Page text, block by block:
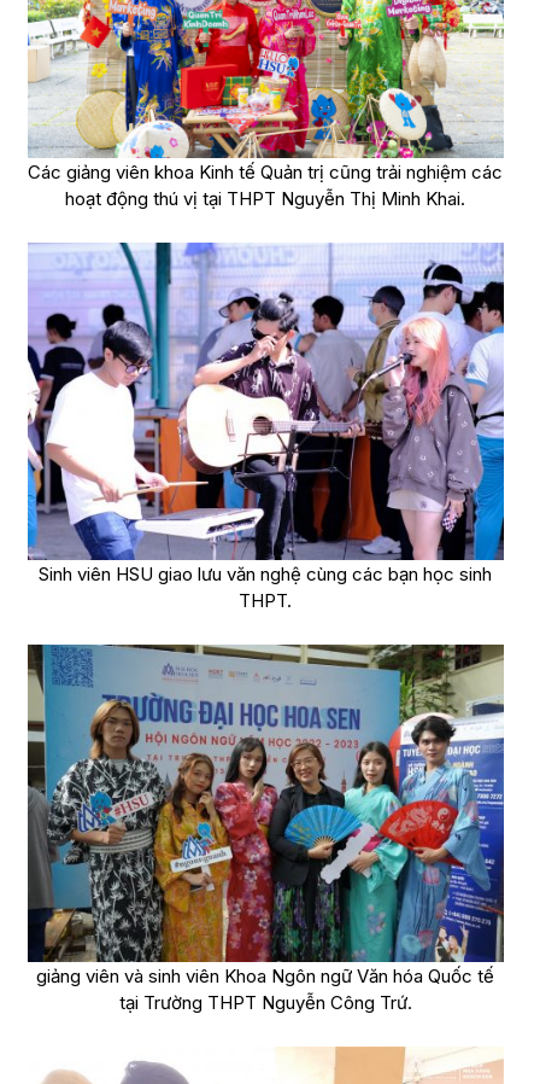
Các giảng viên khoa Kinh tế Quản trị cũng trải nghiệm các
hoạt động thú vị tại THPT Nguyễn Thị Minh Khai.
Sinh viên HSU giao lưu văn nghệ cùng các bạn học sinh
THPT.
giảng viên và sinh viên Khoa Ngôn ngữ Văn hóa Quốc tế
tại Trường THPT Nguyễn Công Trứ.